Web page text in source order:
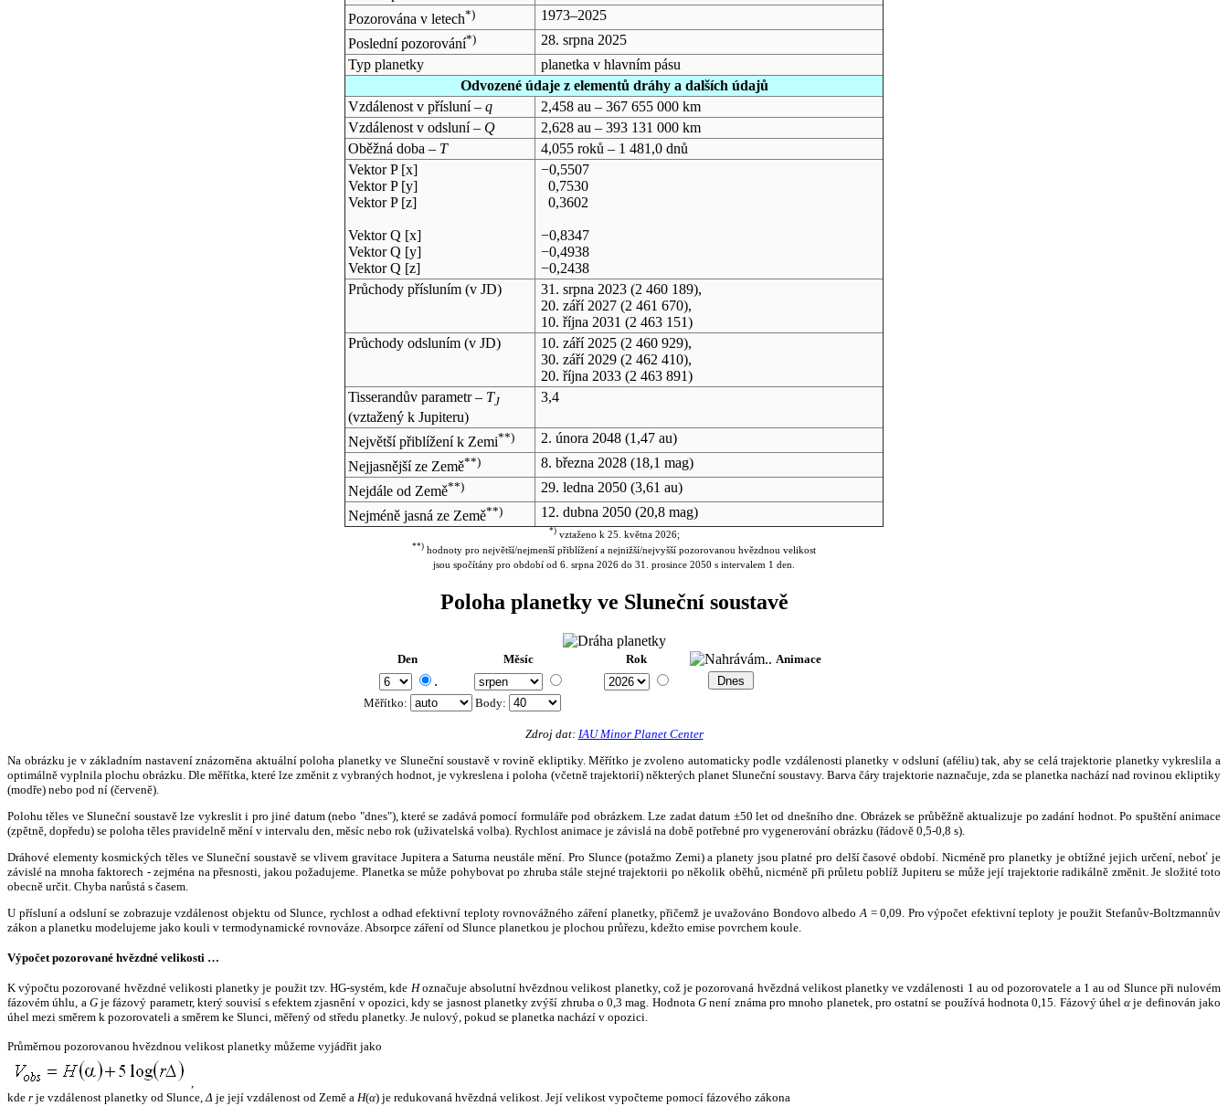
Pozorována v letech*)
1973–2025
Poslední pozorování*)
28. srpna 2025
Typ planetky
planetka v hlavním pásu
Odvozené údaje z elementů dráhy a dalších údajů
Vzdálenost v přísluní –q
2,458 au – 367 655 000 km
Vzdálenost v odsluní – Q
2,628 au – 393 131 000 km
Oběžná doba – T
4,055 roků – 1 481,0 dnů
Vektor P [x]
Vektor P [y]
Vektor P [z]
Vektor Q [x]
Vektor Q [y]
Vektor Q [z]
−0,5507
0,7530
0,3602
−0,8347
−0,4938
−0,2438
Průchody přísluním (vJD) 31. srpna 2023 (2 460 189),
20. září 2027 (2 461 670),
10. října 2031 (2 463 151)
Průchody odsluním (vJD) 10. září 2025 (2 460 929),
30. září 2029 (2 462 410),
20. října 2033 (2 463 891)
Tisserandův parametr – TJ
(vztažený k Jupiteru)
3,4
Největší přiblížení k Zemi**) 2. února 2048 (1,47 au)
Nejjasnější ze Země**) 8. března 2028 (18,1 mag)
Nejdále od Země**) 29. ledna 2050 (3,61 au)
Nejméně jasná ze Země**) 12. dubna 2050 (20,8 mag)
*)vztaženo k 25. května 2026;
**) hodnoty pro největší/nejmenší přiblížení a nejnižší/nejvyšší pozorovanou hvězdnou velikost
jsou spočítány pro období od 6. srpna 2026 do 31. prosince 2050 s intervalem 1 den.
Poloha planetky ve Sluneční soustavě
Den Měsíc Rok Animace
.
Měřítko: Body:
Zdroj dat: IAU Minor Planet Center
Na obrázku je v základním nastavení znázorněna aktuální poloha planetky ve Sluneční soustavě v rovině ekliptiky. Měřítko je zvoleno automaticky podle vzdálenosti planetky v odsluní (aféliu) tak, aby se celá trajektorie planetky vykreslila a
optimálně vyplnila plochu obrázku. Dle měřítka, které lze změnit z vybraných hodnot, je vykreslena i poloha (včetně trajektorií) některých planet Sluneční soustavy. Barva čáry trajektorie naznačuje, zda se planetka nachází nad rovinou ekliptiky
(modře) nebo pod ní (červeně).
Polohu těles ve Sluneční soustavě lze vykreslit i pro jiné datum (nebo "dnes"), které se zadává pomocí formuláře pod obrázkem. Lze zadat datum ±50 let od dnešního dne. Obrázek se průběžně aktualizuje po zadání hodnot. Po spuštění animace
(zpětně, dopředu) se poloha těles pravidelně mění v intervalu den, měsíc nebo rok (uživatelská volba). Rychlost animace je závislá na době potřebné pro vygenerování obrázku (řádově 0,5-0,8 s).
Dráhové elementy kosmických těles ve Sluneční soustavě se vlivem gravitace Jupitera a Saturna neustále mění. Pro Slunce (potažmo Zemi) a planety jsou platné pro delší časové období. Nicméně pro planetky je obtížné jejich určení, neboť je
závislé na mnoha faktorech - zejména na přesnosti, jakou požadujeme. Planetka se může pohybovat po zhruba stále stejné trajektorii po několik oběhů, nicméně při průletu poblíž Jupiteru se může její trajektorie radikálně změnit. Je složité toto
obecně určit. Chyba narůstá s časem.
U přísluní a odsluní se zobrazuje vzdálenost objektu od Slunce, rychlost a odhad efektivní teploty rovnovážného záření planetky, přičemž je uvažováno Bondovo albedo A = 0,09. Pro výpočet efektivní teploty je použit Stefanův-Boltzmannův
zákon a planetku modelujeme jako kouli v termodynamické rovnováze. Absorpce záření od Slunce planetkou je plochou průřezu, kdežto emise povrchem koule.
Výpočet pozorované hvězdné velikosti …
K výpočtu pozorované hvězdné velikosti planetky je použit tzv. HG-systém, kde Hoznačuje absolutní hvězdnou velikost planetky, což je pozorovaná hvězdná velikost planetky ve vzdálenosti 1 au od pozorovatele a 1 au od Slunce při nulovém
fázovém úhlu, a Gje fázový parametr, který souvisí s efektem zjasnění v opozici, kdy se jasnost planetky zvýší zhruba o 0,3 mag. HodnotaG není známa pro mnoho planetek, pro ostatní se používá hodnota 0,15. Fázový úhelα je definován jako
úhel mezi směrem k pozorovateli a směrem ke Slunci, měřený od středu planetky. Je nulový, pokud se planetka nachází v opozici.
Průměrnou pozorovanou hvězdnou velikost planetky můžeme vyjádřit jako
,
kde r je vzdálenost planetky od Slunce,Δ je její vzdálenost od Země a H(α) je redukovaná hvězdná velikost. Její velikost vypočteme pomocí fázového zákona